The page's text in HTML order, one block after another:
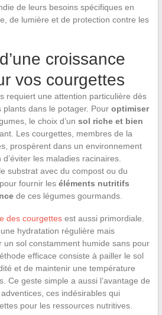
de leurs besoins spécifiques en
de lumière et de protection contre les
croissance
vos courgettes
requiert une attention particulière dès
plants dans le potager. Pour optimiser
le choix d’un sol riche et bien
Les courgettes, membres de la
prospèrent dans un environnement
les maladies racinaires.
substrat avec du compost ou du
fournir les éléments nutritifs
de ces légumes gourmands.
des courgettesest aussi primordiale.
hydratation régulière mais
un sol constamment humide sans pour
efficace consiste à pailler le sol
et de maintenir une température
Ce geste simple a aussi l’avantage de
ces indésirables qui
pour les ressources nutritives.